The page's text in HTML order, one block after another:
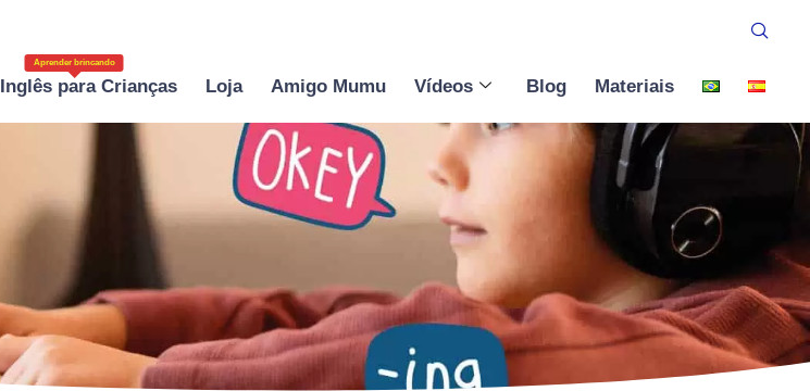
Aprender brincando
Inglês para Crianças Loja Amigo Mumu Vídeos Blog Materiais